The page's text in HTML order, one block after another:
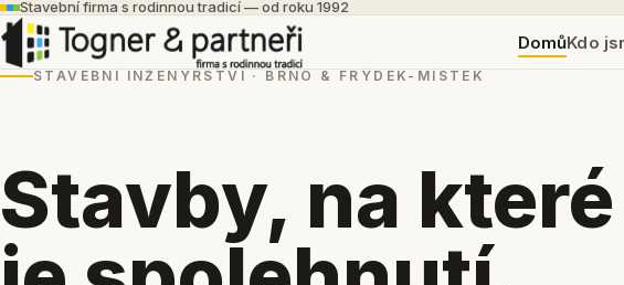
Stavební firma s rodinnou tradicí — od roku 1992
DomůKdo
STAVEBNÍ INŽENÝRSTVÍ · BRNO & FRÝDEK-MÍSTEK
Stavby, na které